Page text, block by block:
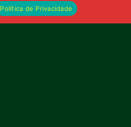
Política de Privacidade